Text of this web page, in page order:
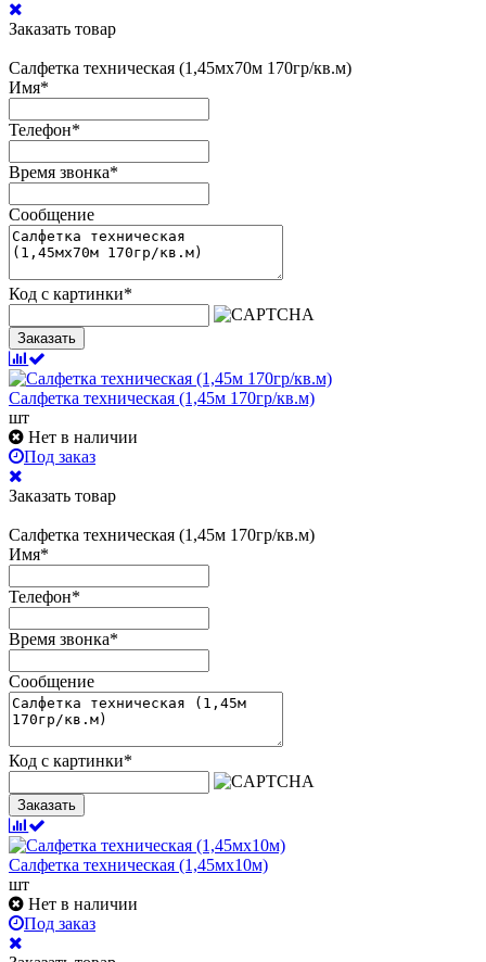
Заказать товар
Салфетка техническая (1,45мх70м 170гр/кв.м)
Имя*
Телефон*
Время звонка*
Сообщение
Код с картинки*
Заказать
Салфетка техническая (1,45м 170гр/кв.м)
шт
Нет в наличии
Под заказ
Заказать товар
Салфетка техническая (1,45м 170гр/кв.м)
Имя*
Телефон*
Время звонка*
Сообщение
Код с картинки*
Заказать
Салфетка техническая (1,45мх10м)
шт
Нет в наличии
Под заказ